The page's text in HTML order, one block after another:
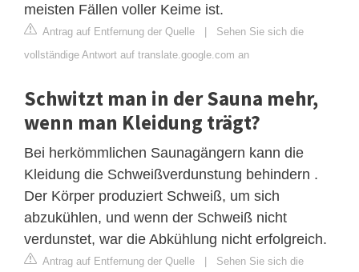
meisten Fällen voller Keime ist.
Antrag auf Entfernung der Quelle | Sehen Sie sich die
vollständige Antwort auf translate.google.com an
Schwitzt man in der Sauna mehr,
wenn man Kleidung trägt?
Bei herkömmlichen Saunagängern kann die
Kleidung die Schweißverdunstung behindern .
Der Körper produziert Schweiß, um sich
abzukühlen, und wenn der Schweiß nicht
verdunstet, war die Abkühlung nicht erfolgreich.
Antrag auf Entfernung der Quelle | Sehen Sie sich die